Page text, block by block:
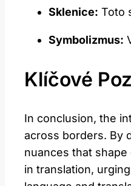
Sklenice: Toto
Symbolizmus:
Klíčové
In conclusion, the
across borders. By
nuances that
in translation,